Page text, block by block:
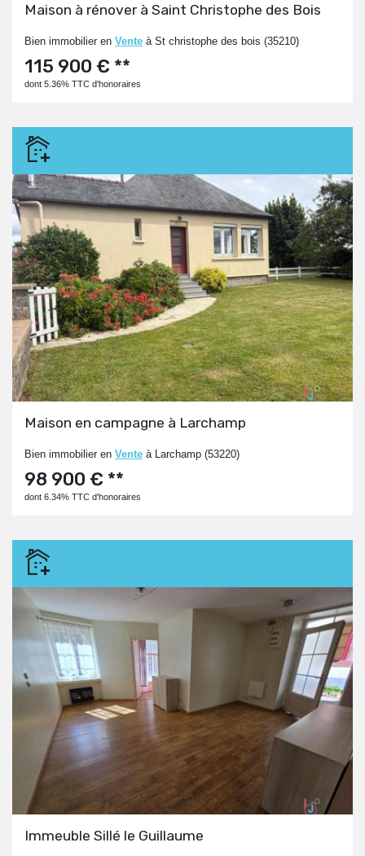
Maison à rénover à Saint Christophe des Bois
Bien immobilier en Vente à St christophe des bois (35210)
115 900 € **
dont 5.36% TTC d'honoraires
Maison en campagne à Larchamp
Bien immobilier en Vente à Larchamp (53220)
98 900 € **
dont 6.34% TTC d'honoraires
Immeuble Sillé le Guillaume